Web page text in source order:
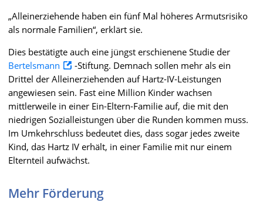
„Alleinerziehende haben ein fünf Mal höheres Armutsrisiko
als normale Familien“, erklärt sie.
Dies bestätigte auch eine jüngst erschienene Studie der
Bertelsmann
-Stiftung. Demnach sollen mehr als ein
Drittel der Alleinerziehenden auf Hartz-IV-Leistungen
angewiesen sein. Fast eine Million Kinder wachsen
mittlerweile in einer Ein-Eltern-Familie auf, die mit den
niedrigen Sozialleistungen über die Runden kommen muss.
Im Umkehrschluss bedeutet dies, dass sogar jedes zweite
Kind, das Hartz IV erhält, in einer Familie mit nur einem
Elternteil aufwächst.
Mehr Förderung